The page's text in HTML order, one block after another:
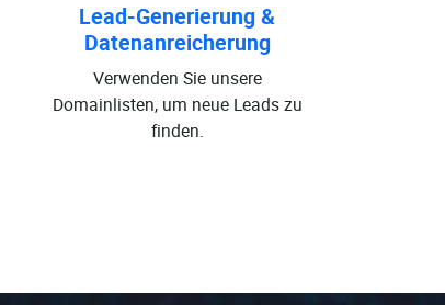
Lead-Generierung &
Datenanreicherung
Verwenden Sie unsere
Domainlisten, um neue Leads zu
finden.